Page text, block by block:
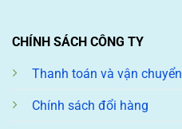
CHÍNH SÁCH CÔNG TY
Thanh toán và vận chuyển
Chính sách đổi hàng